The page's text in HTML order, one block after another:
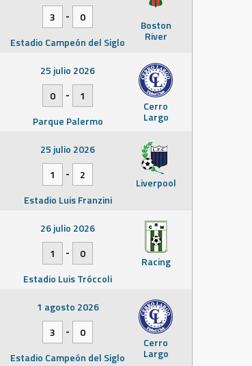
Boston
River
3 -
0
Estadio Campeón del Siglo
Cerro
Largo
25 julio 2026
0
-
1
Parque Palermo
Liverpool
25 julio 2026
1
-
2
Estadio Luis Franzini
Racing
26 julio 2026
1
-
0
Estadio Luis Tróccoli
Cerro
Largo
1 agosto 2026
3
-
0
Estadio Campeón del Siglo